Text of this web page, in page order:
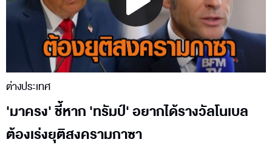
Play
Video
ต่างประเทศ
'มาครง' ชี้หาก 'ทรัมป์' อยากได้รางวัลโนเบล
ต้องเร่งยุติสงครามกาซา